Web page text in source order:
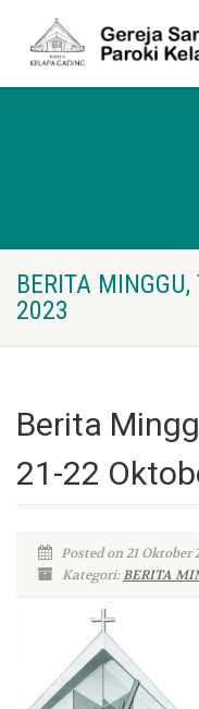
BERITA
2023
Berita
21-22
Posted on 21 Oktober
Kategori:BERITA